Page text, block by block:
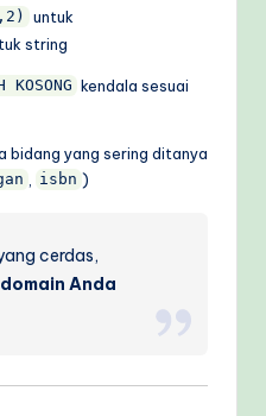
untuk
string
KOSONG kendala sesuai
bidang yang sering ditanya
isbn )
cerdas,
Anda